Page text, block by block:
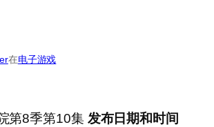
在电子游戏
第8季第10集发布日期和时间